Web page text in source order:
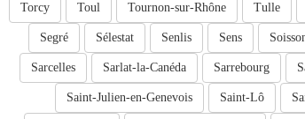
Tulle
Tournon-sur-Rhône
Toul
Torcy
Sens
Senlis
Sélestat
Segré
Sarrebourg
Sarlat-la-Canéda
Sarcelles
Saint-Lô
Saint-Julien-en-Genevois